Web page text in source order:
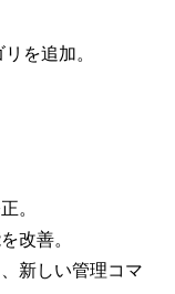
を追加。
。
改善。
新しい管理コマ